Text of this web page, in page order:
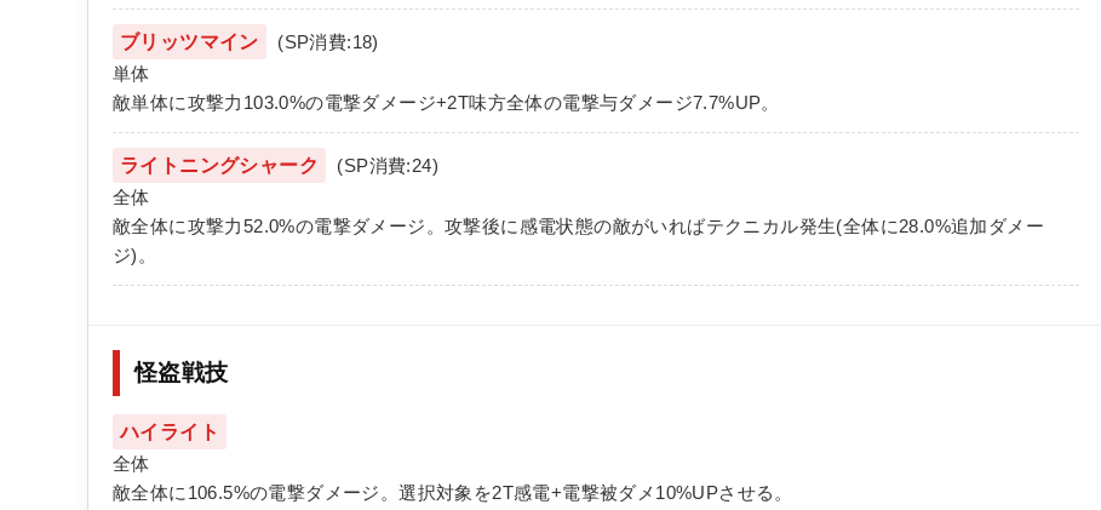
ブリッツマイン
(SP消費:18)
単体
敵単体に攻撃力103.0%の電撃ダメージ+2T味方全体の電撃与ダメージ7.7%UP。
ライトニングシャーク
(SP消費:24)
全体
敵全体に攻撃力52.0%の電撃ダメージ。攻撃後に感電状態の敵がいればテクニカル発生(全体に28.0%追加ダメー
ジ)。
怪盗戦技
ハイライト
全体
敵全体に106.5%の電撃ダメージ。選択対象を2T感電+電撃被ダメ10%UPさせる。